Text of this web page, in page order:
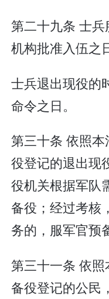
第二十九条 士
机构批准入伍之
士兵退出现役的
命令之日。
第三十条 依照
役登记的退出现
役机关根据军队
备役；经过考核
务的，服军官预
第三十一条 依
备役登记的公民